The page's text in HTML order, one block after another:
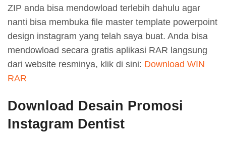
ZIP anda bisa mendowload terlebih dahulu agar
nanti bisa membuka file master template powerpoint
design instagram yang telah saya buat. Anda bisa
mendowload secara gratis aplikasi RAR langsung
dari website resminya, klik di sini: Download WIN
RAR
Download Desain Promosi
Instagram Dentist